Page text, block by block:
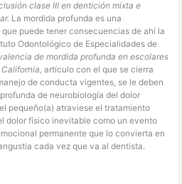
clase III en dentición mixta e
La mordida profunda es una
puede tener consecuencias de ahí la
Odontológico de Especialidades de
de mordida profunda en escolares
California,artículo con el que se cierra
de conducta vigentes, se le deben
de neurobiología del dolor
pequeño(a) atraviese el tratamiento
dolor físico inevitable como un evento
permanente que lo convierta en
cada vez que va al dentista.